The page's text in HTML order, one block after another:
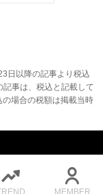
MEMBER
日以降の記事より税込
事は、税込と記載して
の場合の税額は掲載当時